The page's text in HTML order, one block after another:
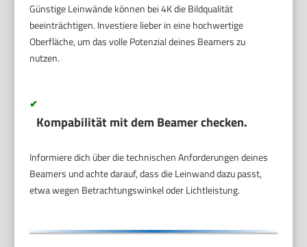
Günstige Leinwände können bei 4K die Bildqualität
beeinträchtigen. Investiere lieber in eine hochwertige
Oberfläche, um das volle Potenzial deines Beamers zu
nutzen.
✔
Kompabilität mit dem Beamer checken.
Informiere dich über die technischen Anforderungen deines
Beamers und achte darauf, dass die Leinwand dazu passt,
etwa wegen Betrachtungswinkel oder Lichtleistung.